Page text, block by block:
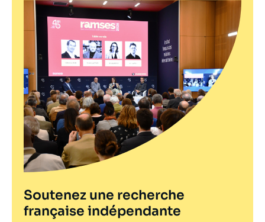
Soutenez une recherche
française indépendante